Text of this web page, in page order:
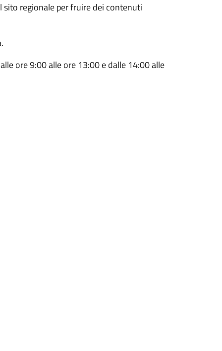
regionale per fruire dei contenuti
ore 9:00 alle ore 13:00 e dalle 14:00 alle